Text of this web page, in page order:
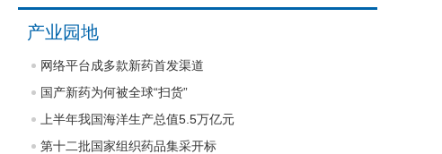
产业园地
网络平台成多款新药首发渠道
国产新药为何被全球“扫货”
上半年我国海洋生产总值5.5万亿元
第十二批国家组织药品集采开标